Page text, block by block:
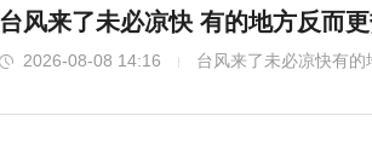
台风来了未必凉快 有的地方反而
2026-08-08 14:16 台风来了未必凉快有的